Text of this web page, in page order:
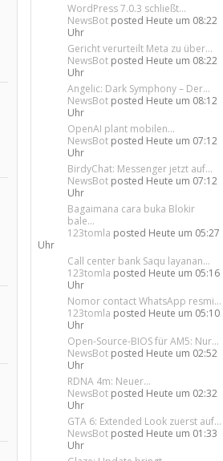
WordPress 7.0.3 schließt...
NewsBot posted Heute um 08:22
Uhr
Gericht verurteilt Meta zu über...
NewsBot posted Heute um 08:22
Uhr
Angelic: Dark Symphony – Der...
NewsBot posted Heute um 08:12
Uhr
OpenAI plant mobilen...
NewsBot posted Heute um 07:12
Uhr
BirdyChat: Messenger jetzt auf...
NewsBot posted Heute um 07:12
Uhr
Bagaimana cara buka Blokir
bale...
123tomla posted Heute um 05:27
Uhr
Call center bank Saqu layanan...
123tomla posted Heute um 05:16
Uhr
Nomor contact WhatsApp resmi...
123tomla posted Heute um 05:10
Uhr
Open-Source-BIOS für AM5: Nur...
NewsBot posted Heute um 02:52
Uhr
RDNA 4m: Neuer...
NewsBot posted Heute um 02:32
Uhr
GTA 6: Extended Look zuerst auf...
NewsBot posted Heute um 01:33
Uhr